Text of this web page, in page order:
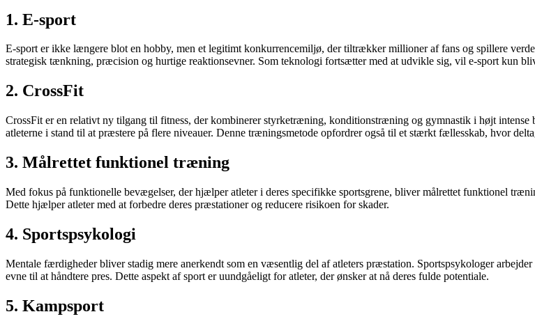
1. E-sport
E-sport er ikke længere blot en hobby, men et legitimt konkurrencemiljø, der tiltrækker millioner af fans og spillere
strategisk tænkning, præcision og hurtige reaktionsevner. Som teknologi fortsætter med at udvikle sig, vil e-sport kun
2. CrossFit
CrossFit er en relativt ny tilgang til fitness, der kombinerer styrketræning, konditionstræning og gymnastik i højt
atleterne i stand til at præstere på flere niveauer. Denne træningsmetode opfordrer også til et stærkt fællesskab, hvor
3. Målrettet funktionel træning
Med fokus på funktionelle bevægelser, der hjælper atleter i deres specifikke sportsgrene, bliver målrettet funktionel
Dette hjælper atleter med at forbedre deres præstationer og reducere risikoen for skader.
4. Sportspsykologi
Mentale færdigheder bliver stadig mere anerkendt som en væsentlig del af atleters præstation. Sportspsykologer
evne til at håndtere pres. Dette aspekt af sport er uundgåeligt for atleter, der ønsker at nå deres fulde potentiale.
5. Kampsport